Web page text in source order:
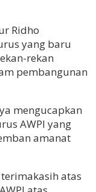
Ridho
yang baru
rekan
pembangunan
mengucapkan
AWPI yang
amanat
atas